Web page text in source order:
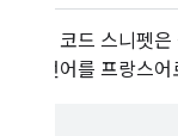
다음 코드 스니펫
튼 언어를 프랑스